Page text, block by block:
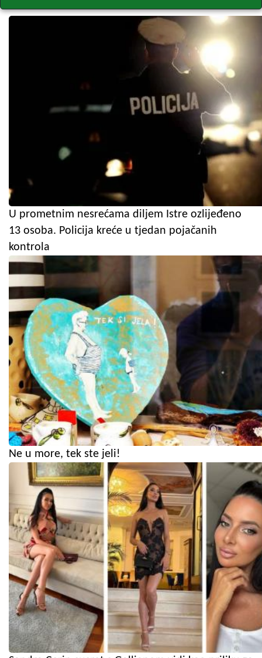
U prometnim nesrećama diljem Istre ozlijeđeno
13 osoba. Policija kreće u tjedan pojačanih
kontrola
Ne u more, tek ste jeli!